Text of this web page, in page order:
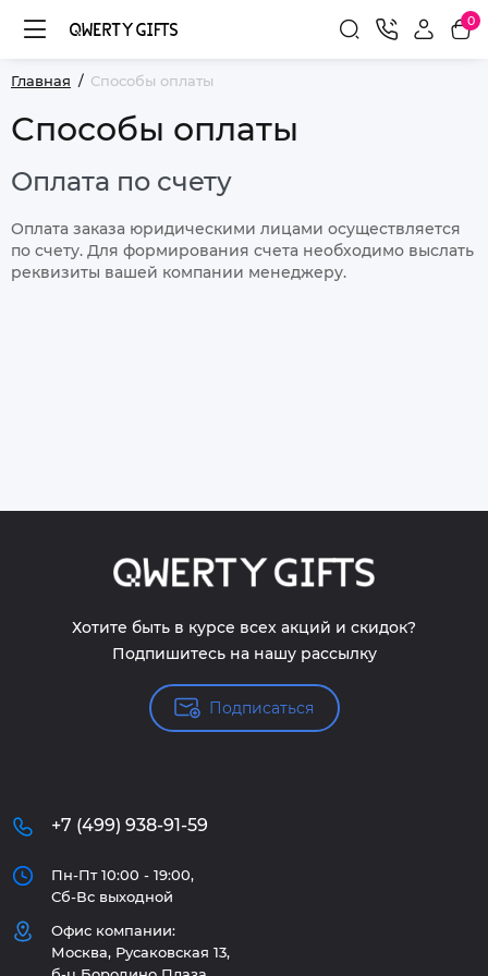
0
Главная Способы оплаты
Способы оплаты
Оплата по счету
Оплата заказа юридическими лицами осуществляется
по счету. Для формирования счета необходимо выслать
реквизиты вашей компании менеджеру.
Хотите быть в курсе всех акций и скидок?
Подпишитесь на нашу рассылку
Подписаться
+7 (499) 938-91-59
Пн-Пт 10:00 - 19:00,
Сб-Вс выходной
Офис компании:
Москва, Русаковская 13,